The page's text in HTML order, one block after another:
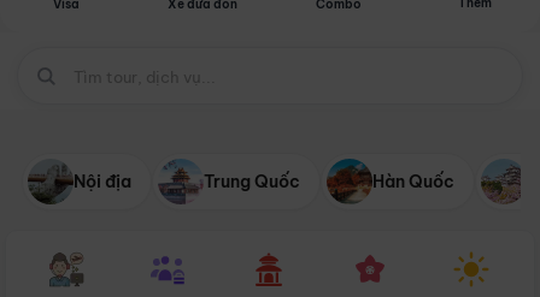
Visa Xe đưa đón Combo
Nội địa Trung Quốc Hàn Quốc